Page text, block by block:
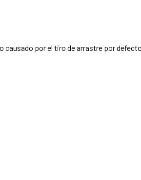
causado por el tiro de arrastre por